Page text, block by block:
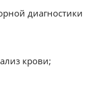
диагностики
крови;